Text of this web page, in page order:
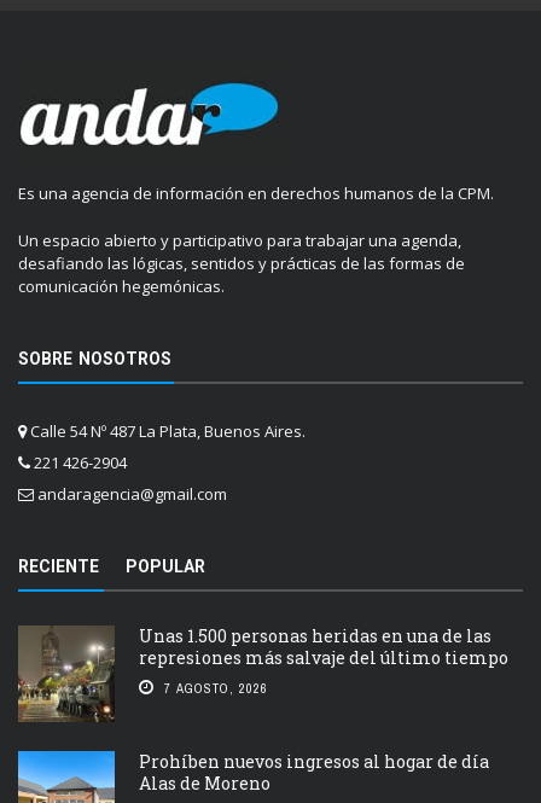
Es una agencia de información en derechos humanos de la CPM.
Un espacio abierto y participativo para trabajar una agenda,
desafiando las lógicas, sentidos y prácticas de las formas de
comunicación hegemónicas.
SOBRE NOSOTROS
Calle 54 Nº 487 La Plata, Buenos Aires.
221 426-2904
andaragencia@gmail.com
RECIENTE POPULAR
Unas 1.500 personas heridas en una de las
represiones más salvaje del último tiempo
7 AGOSTO, 2026
Prohíben nuevos ingresos al hogar de día
Alas de Moreno